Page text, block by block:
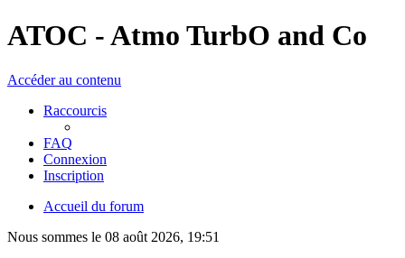
ATOC - Atmo TurbO and Co
Accéder au contenu
Raccourcis
FAQ
Connexion
Inscription
Accueil du forum
Nous sommes le 08 août 2026, 19:51